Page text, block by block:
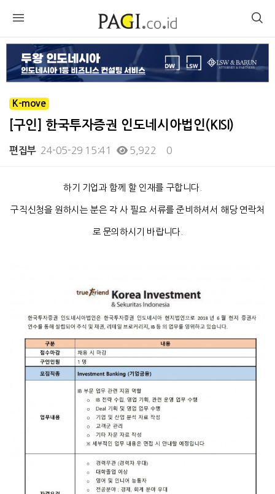
K-move
[구인] 한국투자증권 인도네시아법인(KISI)
편집부 24-05-29 15:41 5,922 0
하기 기업과 함께 할 인재를 구합니다.
구직신청을 원하시는 분은 각 사 필요 서류를 준비하셔서 해당 연락처
로 문의하시기 바랍니다.